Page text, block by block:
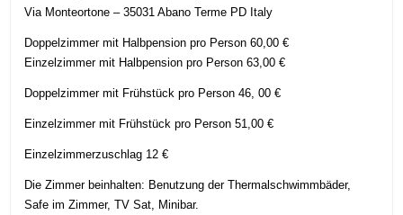
Via Monteortone – 35031 Abano Terme PD Italy
Doppelzimmer mit Halbpension pro Person 60,00 €
Einzelzimmer mit Halbpension pro Person 63,00 €
Doppelzimmer mit Frühstück pro Person 46, 00 €
Einzelzimmer mit Frühstück pro Person 51,00 €
Einzelzimmerzuschlag 12 €
Die Zimmer beinhalten: Benutzung der Thermalschwimmbäder,
Safe im Zimmer, TV Sat, Minibar.